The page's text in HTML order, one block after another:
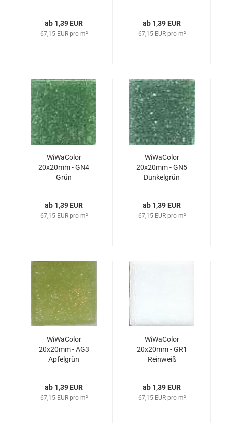
ab 1,39 EUR
67,15 EUR pro m²
ab 1,39 EUR
67,15 EUR pro m²
WiWaColor
20x20mm - GN4
Grün
ab 1,39 EUR
67,15 EUR pro m²
WiWaColor
20x20mm - GN5
Dunkelgrün
ab 1,39 EUR
67,15 EUR pro m²
WiWaColor
20x20mm - AG3
Apfelgrün
ab 1,39 EUR
67,15 EUR pro m²
WiWaColor
20x20mm - GR1
Reinweiß
ab 1,39 EUR
67,15 EUR pro m²